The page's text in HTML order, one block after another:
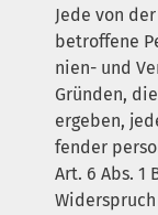
Jede von
betrof­fe­ne
ni­en- und
Grün­den,
erge­ben,
fen­der
Art. 6 Abs. 1